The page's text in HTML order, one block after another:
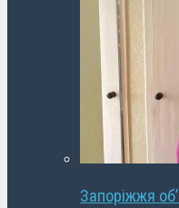
Запоріжжя